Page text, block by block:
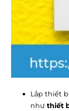
Lắp thiết
như thiết